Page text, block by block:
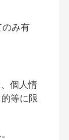
み有
個人情
等に限